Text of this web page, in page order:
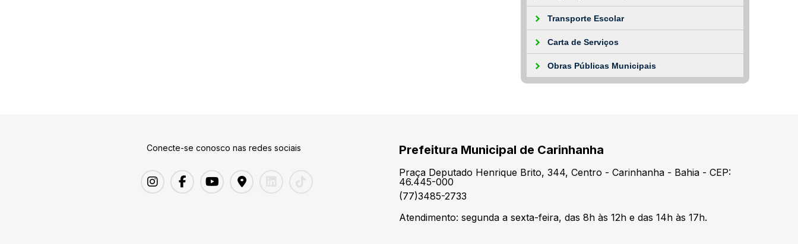
Transporte Escolar
Carta de Serviços
Obras Públicas Municipais
Conecte-se conosco nas redes sociais Prefeitura Municipal de Carinhanha
Praça Deputado Henrique Brito, 344, Centro - Carinhanha - Bahia - CEP:
46.445-000
(77)3485-2733
Atendimento: segunda a sexta-feira, das 8h às 12h e das 14h às 17h.